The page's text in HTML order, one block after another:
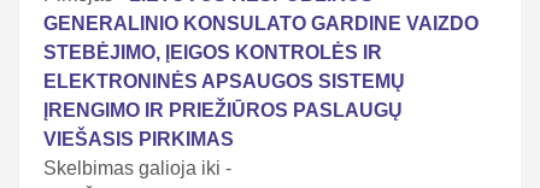
GENERALINIO KONSULATO GARDINE VAIZDO
STEBĖJIMO, ĮEIGOS KONTROLĖS IR
ELEKTRONINĖS APSAUGOS SISTEMŲ
ĮRENGIMO IR PRIEŽIŪROS PASLAUGŲ
VIEŠASIS PIRKIMAS
Skelbimas galioja iki -